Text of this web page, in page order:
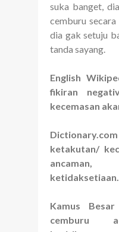
suka banget,
cemburu
dia gak setuju
tanda sayang.
English
fikiran
kecemasan
ketakutan/
Kamus
cemburu